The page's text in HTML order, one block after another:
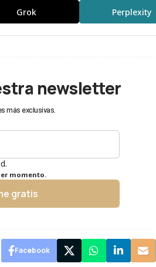
Grok Perplexity
newsletter
más exclusivas.
momento.
gratis
Facebook